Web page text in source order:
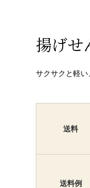
揚げせ
サクサクと軽い
送料
送料例